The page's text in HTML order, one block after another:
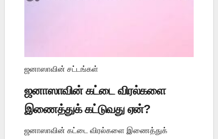
ஜனாஸாவின் சட்டங்கள்
ஜனாஸாவின் கட்டை விரல்களை
இணைத்துக் கட்டுவது ஏன்?
ஜனாஸாவின் கட்டை விரல்களை இணைத்துக்